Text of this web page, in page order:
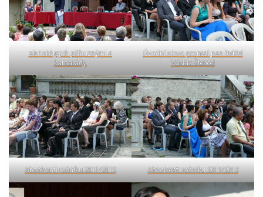
ale také jejich příbuznými a
kamarády.
Úvodní slovo pronesl pan ředitel
Václav Štencel
Absolventi ročníku 2011/2012 Absolventi ročníku 2011/2012